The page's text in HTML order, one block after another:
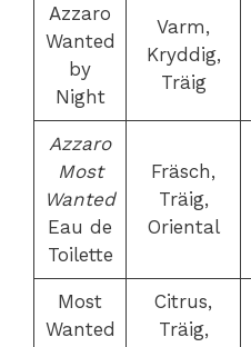
Azzaro
Wanted
by
Night
Varm,
Kryddig,
Träig
Azzaro
Most
Wanted
Eau de
Toilette
Fräsch,
Träig,
Oriental
Most
Wanted
Citrus,
Träig,